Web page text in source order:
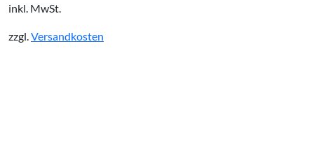
inkl. MwSt.
zzgl. Versandkosten